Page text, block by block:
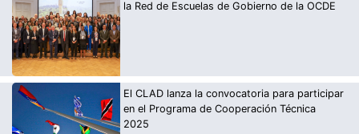
la Red de Escuelas de Gobierno de la OCDE
El CLAD lanza la convocatoria para participar
en el Programa de Cooperación Técnica
2025